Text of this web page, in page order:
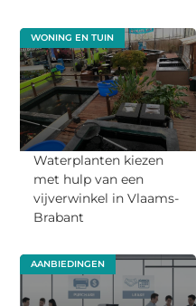
WONING EN TUIN
Waterplanten kiezen
met hulp van een
vijverwinkel in Vlaams-
Brabant
AANBIEDINGEN